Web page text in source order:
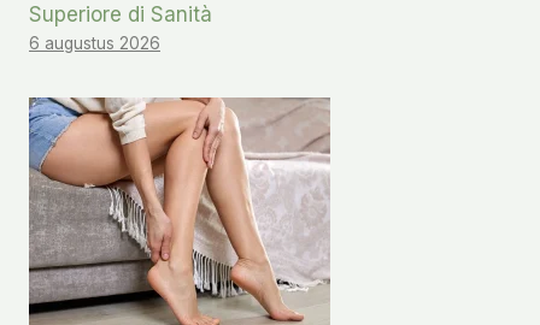
Superiore di Sanità
6 augustus 2026